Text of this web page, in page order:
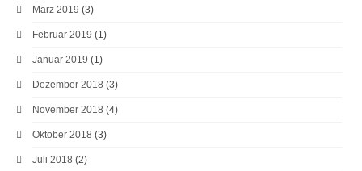
März 2019 (3)
Februar 2019 (1)
Januar 2019 (1)
Dezember 2018 (3)
November 2018 (4)
Oktober 2018 (3)
Juli 2018 (2)